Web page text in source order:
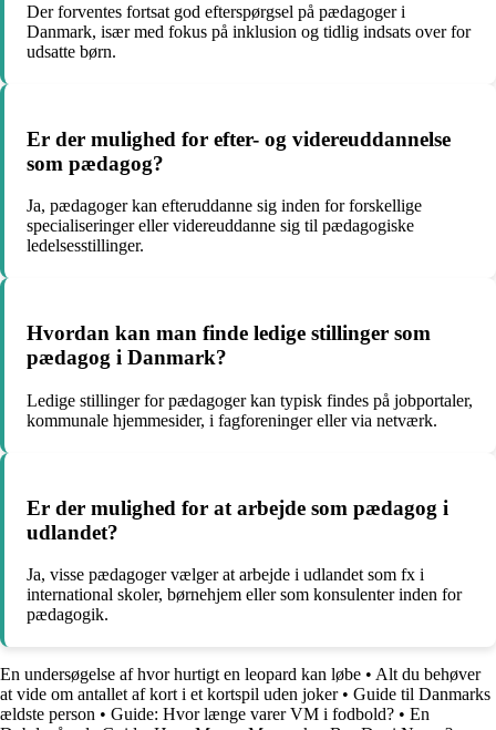
Der forventes fortsat god efterspørgsel på pædagoger i
Danmark, især med fokus på inklusion og tidlig indsats over for
udsatte børn.
Er der mulighed for efter- og videreuddannelse
som pædagog?
Ja, pædagoger kan efteruddanne sig inden for forskellige
specialiseringer eller videreuddanne sig til pædagogiske
ledelsesstillinger.
Hvordan kan man finde ledige stillinger som
pædagog i Danmark?
Ledige stillinger for pædagoger kan typisk findes på jobportaler,
kommunale hjemmesider, i fagforeninger eller via netværk.
Er der mulighed for at arbejde som pædagog i
udlandet?
Ja, visse pædagoger vælger at arbejde i udlandet som fx i
international skoler, børnehjem eller som konsulenter inden for
pædagogik.
En undersøgelse af hvor hurtigt en leopard kan løbe • Alt du behøver
at vide om antallet af kort i et kortspil uden joker• Guide til Danmarks
ældste person • Guide: Hvor længe varer VM i fodbold? • En